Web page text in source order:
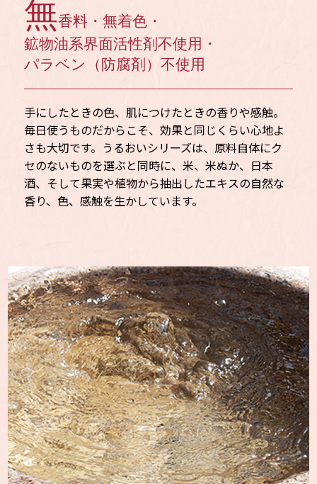
無香料・無着色・
鉱物油系界面活性剤不使用・
パラベン（防腐剤）不使用
手にしたときの色、肌につけたときの香りや感触。
毎日使うものだからこそ、効果と同じくらい心地よ
さも大切です。 うるおいシリーズは、原料自体にク
セのないものを選ぶと同時に、米、米ぬか、日本
酒、そして果実や植物から抽出したエキスの自然な
香り、色、感触を生かしています。